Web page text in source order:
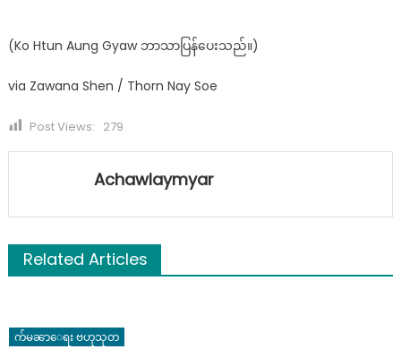
(Ko Htun Aung Gyaw ဘာသာပြန်ပေးသည်။)
via Zawana Shen / Thorn Nay Soe
Post Views: 279
Achawlaymyar
Related Articles
က်မၼာေရး ဗဟုသုတ